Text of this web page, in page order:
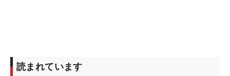
読まれています